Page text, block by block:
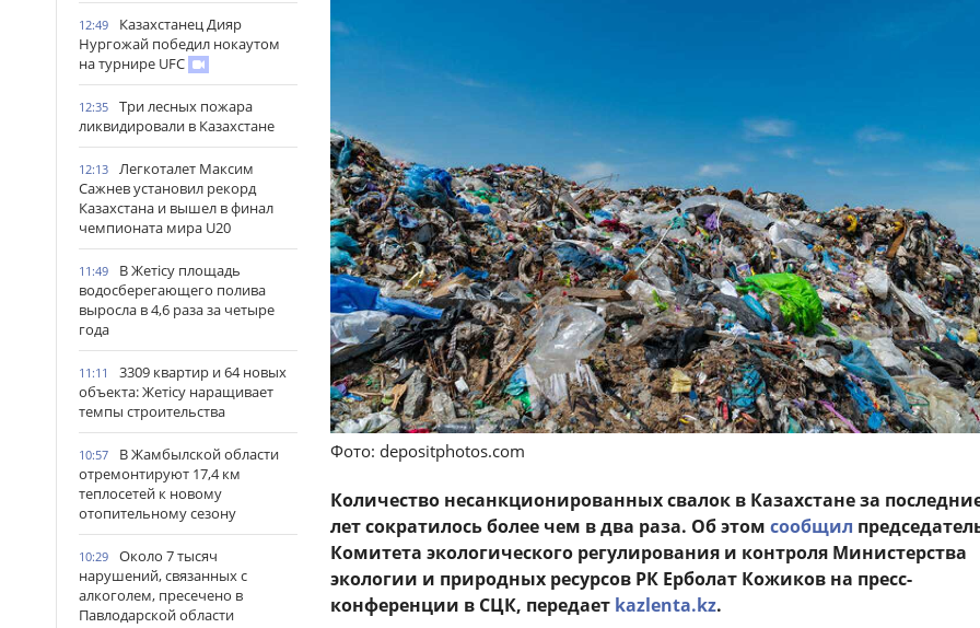
12:49
Казахстанец Дияр
Нургожай победил нокаутом
на турнире UFC
12:35
Три лесных пожара
ликвидировали в Казахстане
12:13
Легкоталет Максим
Сажнев установил рекорд
Казахстана и вышел в финал
чемпионата мира U20
11:49
В Жетісу площадь
водосберегающего полива
выросла в 4,6 раза за четыре
года
11:11
3309 квартир и 64 новых
объекта: Жетісу наращивает
темпы строительства
10:57
В Жамбылской области
отремонтируют 17,4 км
теплосетей к новому
отопительному сезону
10:29
Около 7 тысяч
нарушений, связанных с
алкоголем, пресечено в
Павлодарской области
Фото: depositphotos.com
Количество несанкционированных свалок в Казахстане за
лет сократилось более чем в два раза. Об этом сообщил
Комитета экологического регулирования и контроля Министерства
экологии и природных ресурсов РК Ерболат Кожиков на пресс-
конференции в СЦК, передает kazlenta.kz.